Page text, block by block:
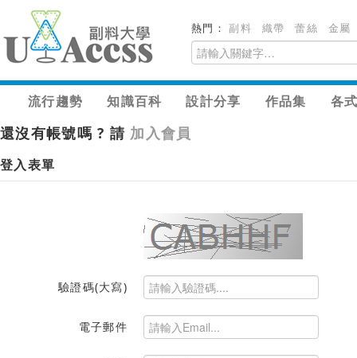
熱門：副料 織帶 蕾絲 金屬
流行趨勢 知識百科 設計分享 作品集 各
還沒有帳號嗎 ? 請 加入會員
登入表單
驗證碼(大寫)
電子郵件